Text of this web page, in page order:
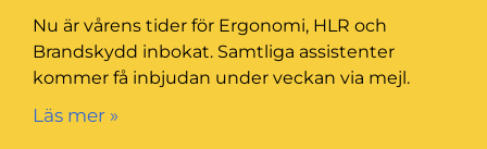
Nu är vårens tider för Ergonomi, HLR och
Brandskydd inbokat. Samtliga assistenter
kommer få inbjudan under veckan via mejl.
Läs mer »